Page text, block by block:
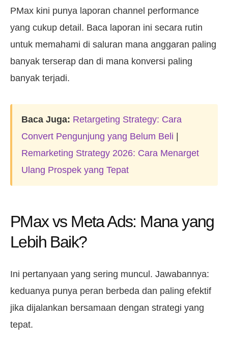
PMax kini punya laporan channel performance
yang cukup detail. Baca laporan ini secara rutin
untuk memahami di saluran mana anggaran paling
banyak terserap dan di mana konversi paling
banyak terjadi.
Baca Juga: Retargeting Strategy: Cara
Convert Pengunjung yang Belum Beli
Remarketing Strategy 2026: Cara Menarget
Ulang Prospek yang Tepat
PMax vs Meta Ads: Mana yang
Lebih Baik?
Ini pertanyaan yang sering muncul. Jawabannya:
keduanya punya peran berbeda dan paling efektif
jika dijalankan bersamaan dengan strategi yang
tepat.